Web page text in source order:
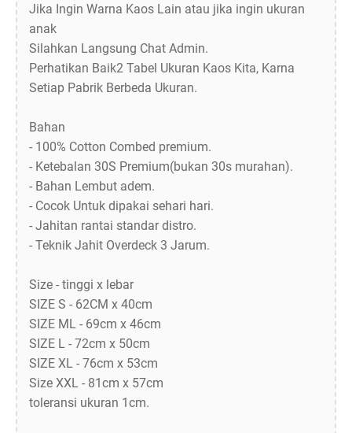
Jika Ingin Warna Kaos Lain atau jika ingin ukuran
anak
Silahkan Langsung Chat Admin.
Perhatikan Baik2 Tabel Ukuran Kaos Kita, Karna
Setiap Pabrik Berbeda Ukuran.
Bahan
- 100% Cotton Combed premium.
- Ketebalan 30S Premium(bukan 30s murahan).
- Bahan Lembut adem.
- Cocok Untuk dipakai sehari hari.
- Jahitan rantai standar distro.
- Teknik Jahit Overdeck 3 Jarum.
Size - tinggi x lebar
SIZE S - 62CM x 40cm
SIZE ML - 69cm x 46cm
SIZE L - 72cm x 50cm
SIZE XL - 76cm x 53cm
Size XXL - 81cm x 57cm
toleransi ukuran 1cm.